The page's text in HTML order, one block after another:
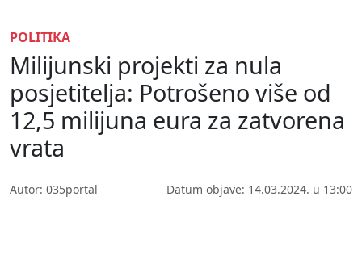
POLITIKA
Milijunski projekti za nula
posjetitelja: Potrošeno više od
12,5 milijuna eura za zatvorena
vrata
Autor: 035portal Datum objave: 14.03.2024. u 13:00